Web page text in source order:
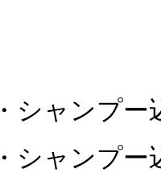
１，
そり
シャンプ
シャンプ